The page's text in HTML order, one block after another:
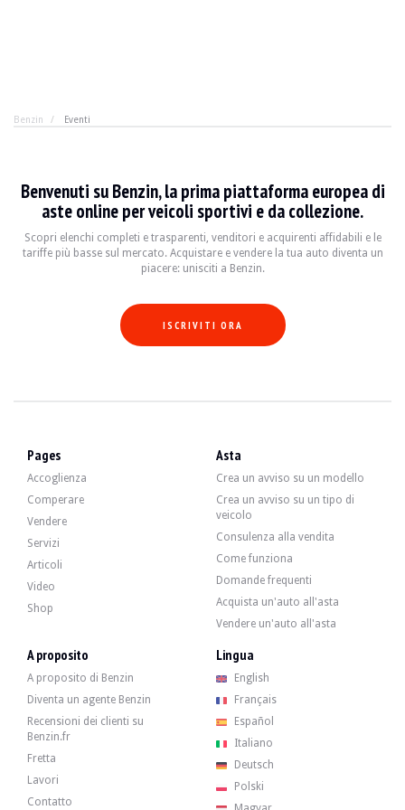
Benzin Eventi
Benvenuti su Benzin, la prima piattaforma europea di
aste online per veicoli sportivi e da collezione.
Scopri elenchi completi e trasparenti, venditori e acquirenti affidabili e le
tariffe più basse sul mercato. Acquistare e vendere la tua auto diventa un
piacere: unisciti a Benzin.
ISCRIVITI ORA
Pages
Accoglienza
Comperare
Vendere
Servizi
Articoli
Video
Shop
Asta
Crea un avviso su un modello
Crea un avviso su un tipo di
veicolo
Consulenza alla vendita
Come funziona
Domande frequenti
Acquista un'auto all'asta
Vendere un'auto all'asta
A proposito
A proposito di Benzin
Diventa un agente Benzin
Recensioni dei clienti su
Benzin.fr
Fretta
Lavori
Contatto
Lingua
English
Français
Español
Italiano
Deutsch
Polski